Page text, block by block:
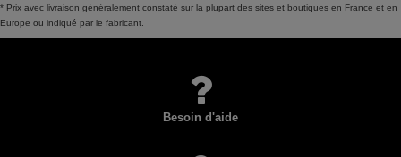
* Prix avec livraison généralement constaté sur la plupart des sites et boutiques en France et en
Europe ou indiqué par le fabricant.
Besoin d'aide